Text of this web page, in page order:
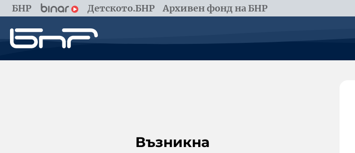
БНР Детското.БНР Архивен фонд на БНР
Възникна